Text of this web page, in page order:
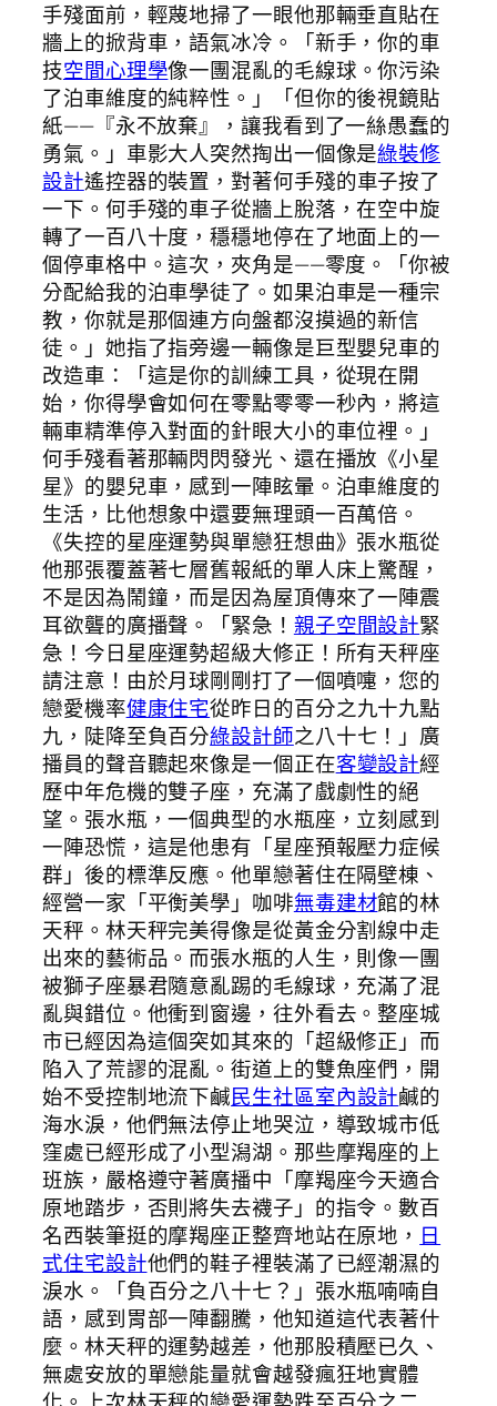
手殘面前，輕蔑地掃了一眼他那輛垂直貼在
牆上的掀背車，語氣冰冷。「新手，你的車
技空間心理學像一團混亂的毛線球。你污染
了泊車維度的純粹性。」「但你的後視鏡貼
紙——『永不放棄』，讓我看到了一絲愚蠢的
勇氣。」車影大人突然掏出一個像是綠裝修
設計遙控器的裝置，對著何手殘的車子按了
一下。何手殘的車子從牆上脫落，在空中旋
轉了一百八十度，穩穩地停在了地面上的一
個停車格中。這次，夾角是——零度。「你被
分配給我的泊車學徒了。如果泊車是一種宗
教，你就是那個連方向盤都沒摸過的新信
徒。」她指了指旁邊一輛像是巨型嬰兒車的
改造車：「這是你的訓練工具，從現在開
始，你得學會如何在零點零零一秒內，將這
輛車精準停入對面的針眼大小的車位裡。」
何手殘看著那輛閃閃發光、還在播放《小星
星》的嬰兒車，感到一陣眩暈。泊車維度的
生活，比他想象中還要無理頭一百萬倍。
《失控的星座運勢與單戀狂想曲》張水瓶從
他那張覆蓋著七層舊報紙的單人床上驚醒，
不是因為鬧鐘，而是因為屋頂傳來了一陣震
耳欲聾的廣播聲。「緊急！ 親子空間設計緊
急！今日星座運勢超級大修正！所有天秤座
請注意！由於月球剛剛打了一個噴嚏，您的
戀愛機率健康住宅從昨日的百分之九十九點
九，陡降至負百分綠設計師之八十七！」廣
播員的聲音聽起來像是一個正在客變設計經
歷中年危機的雙子座，充滿了戲劇性的絕
望。張水瓶，一個典型的水瓶座，立刻感到
一陣恐慌，這是他患有「星座預報壓力症候
群」後的標準反應。他單戀著住在隔壁棟、
經營一家「平衡美學」咖啡無毒建材館的林
天秤。林天秤完美得像是從黃金分割線中走
出來的藝術品。而張水瓶的人生，則像一團
被獅子座暴君隨意亂踢的毛線球，充滿了混
亂與錯位。他衝到窗邊，往外看去。整座城
市已經因為這個突如其來的「超級修正」而
陷入了荒謬的混亂。街道上的雙魚座們，開
始不受控制地流下鹹民生社區室內設計鹹的
海水淚，他們無法停止地哭泣，導致城市低
窪處已經形成了小型潟湖。那些摩羯座的上
班族，嚴格遵守著廣播中「摩羯座今天適合
原地踏步，否則將失去襪子」的指令。數百
名西裝筆挺的摩羯座正整齊地站在原地， 日
式住宅設計他們的鞋子裡裝滿了已經潮濕的
淚水。「負百分之八十七？」張水瓶喃喃自
語，感到胃部一陣翻騰，他知道這代表著什
麼。林天秤的運勢越差，他那股積壓已久、
無處安放的單戀能量就會越發瘋狂地實體